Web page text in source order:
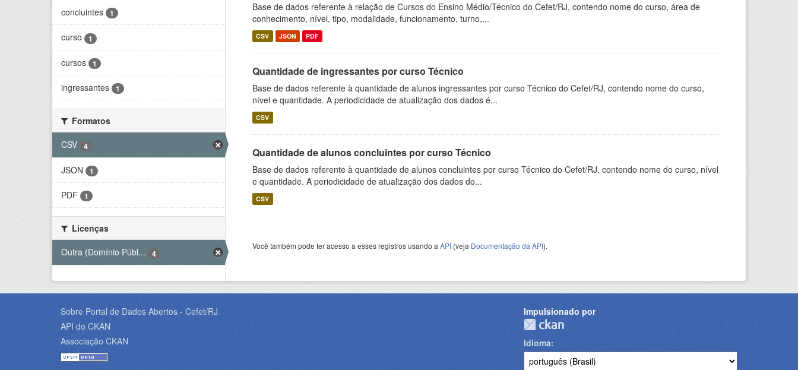
concluintes 1
curso 1
cursos 1
ingressantes 1
Formatos
CSV
4
JSON 1
PDF 1
Licenças
Outra (Domínio Públ...
4
Base de dados referente à relação de Cursos do Ensino Médio/Técnico do Cefet/RJ, contendo nome do curso, área de
conhecimento, nível, tipo, modalidade, funcionamento, turno,...
CSV JSON PDF
Quantidade de ingressantes por curso Técnico
Base de dados referente à quantidade de alunos ingressantes por curso Técnico do Cefet/RJ, contendo nome do curso,
nível e quantidade. A periodicidade de atualização dos dados é...
CSV
Quantidade de alunos concluintes por curso Técnico
Base de dados referente à quantidade de alunos concluintes por curso Técnico do Cefet/RJ, contendo nome do curso, nível
e quantidade. A periodicidade de atualização dos dados do...
CSV
Você também pode ter acesso a esses registros usando a API (veja Documentação da API).
Sobre Portal de Dados Abertos - Cefet/RJ
API do CKAN
Associação CKAN
Impulsionado por
Idioma